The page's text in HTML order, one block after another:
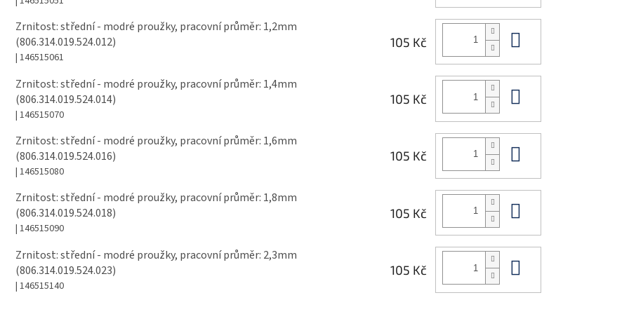
Zrnitost: střední - modré proužky, pracovní průměr: 1,2mm
(806.314.019.524.012)
| 146515061
105 Kč
Zrnitost: střední - modré proužky, pracovní průměr: 1,4mm
(806.314.019.524.014)
| 146515070
105 Kč
Zrnitost: střední - modré proužky, pracovní průměr: 1,6mm
(806.314.019.524.016)
| 146515080
105 Kč
Zrnitost: střední - modré proužky, pracovní průměr: 1,8mm
(806.314.019.524.018)
| 146515090
105 Kč
Zrnitost: střední - modré proužky, pracovní průměr: 2,3mm
(806.314.019.524.023)
| 146515140
105 Kč